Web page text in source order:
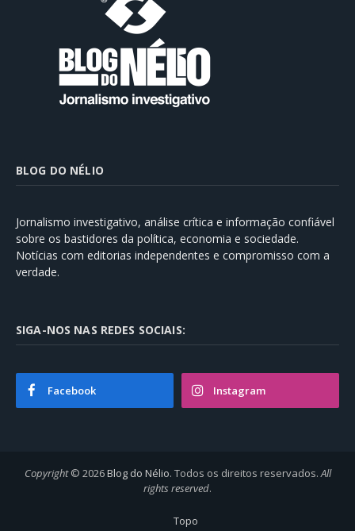
BLOG DO NÉLIO
Jornalismo investigativo, análise crítica e informação confiável
sobre os bastidores da política, economia e sociedade.
Notícias com editorias independentes e compromisso com a
verdade.
SIGA-NOS NAS REDES SOCIAIS:
Facebook Instagram
Copyright© 2026Blog do Nélio. Todos os direitos reservados.All
rights reserved.
Topo